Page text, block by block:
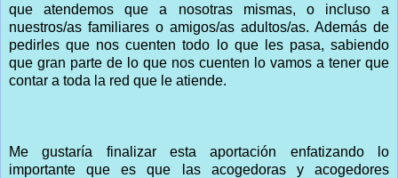
que atendemos que a nosotras mismas, o incluso a
nuestros/as familiares o amigos/as adultos/as. Además de
pedirles que nos cuenten todo lo que les pasa, sabiendo
que gran parte de lo que nos cuenten lo vamos a tener que
contar a toda la red que le atiende.
Me gustaría finalizar esta aportación enfatizando lo
importante que es que las acogedoras y acogedores